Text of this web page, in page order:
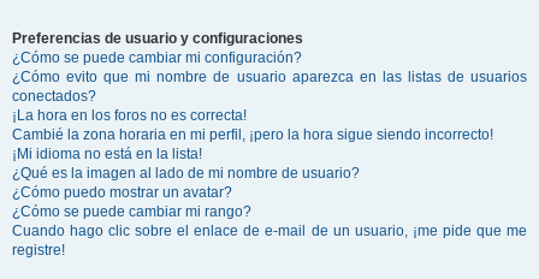
Preferencias de usuario y configuraciones
¿Cómo se puede cambiar mi configuración?
¿Cómo evito que mi nombre de usuario aparezca en las listas de usuarios
conectados?
¡La hora en los foros no es correcta!
Cambié la zona horaria en mi perfil, ¡pero la hora sigue siendo incorrecto!
¡Mi idioma no está en la lista!
¿Qué es la imagen al lado de mi nombre de usuario?
¿Cómo puedo mostrar un avatar?
¿Cómo se puede cambiar mi rango?
Cuando hago clic sobre el enlace de e-mail de un usuario, ¡me pide que me
registre!